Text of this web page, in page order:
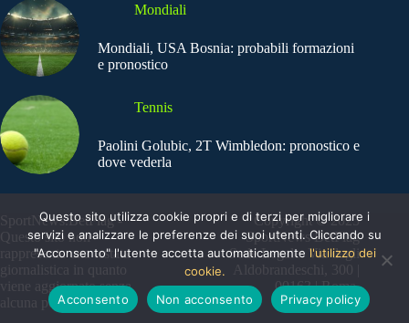
Mondiali
Mondiali, USA Bosnia: probabili formazioni
e pronostico
Tennis
Paolini Golubic, 2T Wimbledon: pronostico e
dove vederla
SportNews.BetFlag -
Questo sito non
rappresenta una testata
giornalistica in quanto
viene aggiornato senza
alcuna periodicità
Copyright © 2025
SportNews BetFlag
Sede Legale: Via degli
Aldobrandeschi, 300 |
00163 | Roma
Questo sito utilizza cookie propri e di terzi per migliorare i
servizi e analizzare le preferenze dei suoi utenti. Cliccando su
"Acconsento" l'utente accetta automaticamente l'utilizzo dei
cookie.
Acconsento
Non acconsento Privacy policy